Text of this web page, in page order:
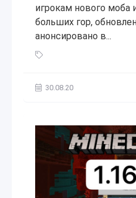
игрокам нового моба
больших гор,
анонсировано в...
30.08.20